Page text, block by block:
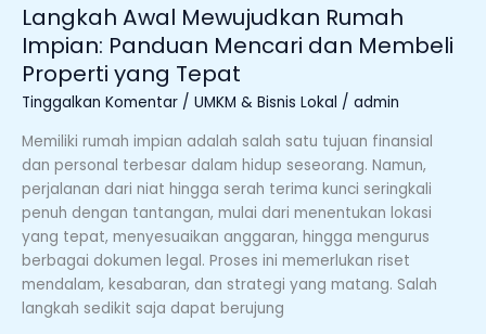
Langkah Awal Mewujudkan Rumah
Impian: Panduan Mencari dan Membeli
Properti yang Tepat
Tinggalkan Komentar / UMKM & Bisnis Lokal / admin
Memiliki rumah impian adalah salah satu tujuan finansial
dan personal terbesar dalam hidup seseorang. Namun,
perjalanan dari niat hingga serah terima kunci seringkali
penuh dengan tantangan, mulai dari menentukan lokasi
yang tepat, menyesuaikan anggaran, hingga mengurus
berbagai dokumen legal. Proses ini memerlukan riset
mendalam, kesabaran, dan strategi yang matang. Salah
langkah sedikit saja dapat berujung